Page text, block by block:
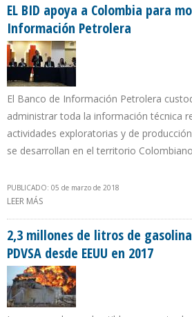
EL BID apoya a Colombia para
Información Petrolera
El Banco de Información Petrolera
administrar toda la información técnica
actividades exploratorias y de
se desarrollan en el territorio Colombiano
PUBLICADO: 05 de marzo de 2018
LEER MÁS
2,3 millones de litros de
PDVSA desde EEUU en 2017